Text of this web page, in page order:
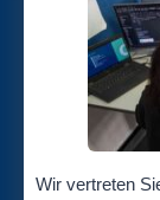
Wir vertreten